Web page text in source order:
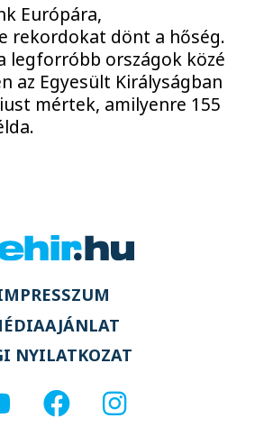
Európára,
rekordokat dönt a hőség.
legforróbb országok közé
az Egyesült Királyságban
mértek, amilyenre 155
NYILATKOZAT